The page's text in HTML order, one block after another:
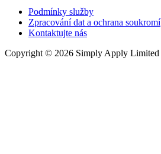
Podmínky služby
Zpracování dat a ochrana soukromí
Kontaktujte nás
Copyright © 2026 Simply Apply Limited